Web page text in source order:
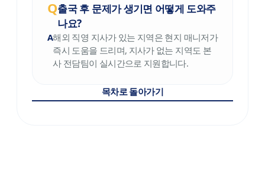
출국 후 문제가 생기면 어떻게 도와주
나요?
해외 직영 지사가 있는 지역은 현지 매니저가
즉시 도움을 드리며, 지사가 없는 지역도 본
사 전담팀이 실시간으로 지원합니다.
목차로 돌아가기